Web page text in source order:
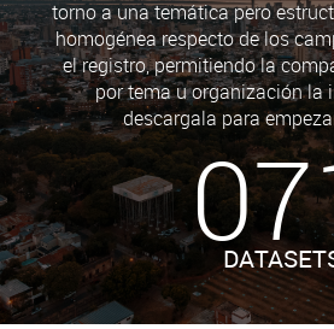
torno a una temática pero
homogénea respecto de los
el registro, permitiendo la
por tema u organización la
descargala para